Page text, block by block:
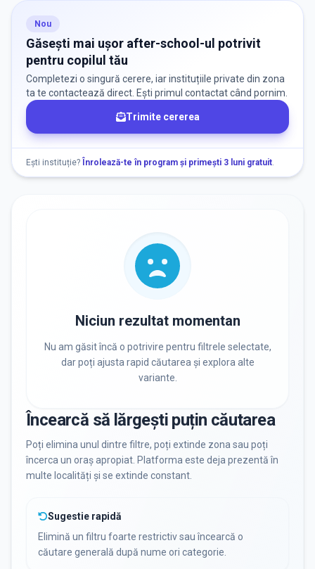
TIP INSTITUȚIE
After School
ORAȘ / ZONĂ Găsește lângă mine
Nu există informații despre locuri libere
RECRUTARE
PRIVAT / DE STAT
Toate De stat
Toate Filtrele
Nou
Găsești mai ușor after-school-ul potrivit
pentru copilul tău
Completezi o singură cerere, iar instituțiile private din zona
ta te contactează direct. Ești primul contactat când pornim.
Trimite cererea
Ești instituție? Înrolează-te în program și primești 3 luni gratuit.
Niciun rezultat momentan
Nu am găsit încă o potrivire pentru filtrele selectate,
dar poți ajusta rapid căutarea și explora alte
variante.
Încearcă să lărgești puțin căutarea
Poți elimina unul dintre filtre, poți extinde zona sau poți
încerca un oraș apropiat. Platforma este deja prezentă în
multe localități și se extinde constant.
Sugestie rapidă
Elimină un filtru foarte restrictiv sau încearcă o
căutare generală după nume ori categorie.